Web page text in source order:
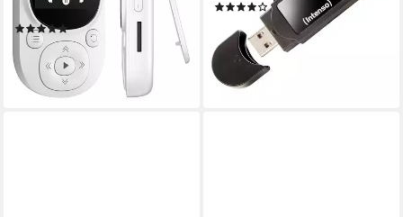
Bluetooth 5.3)
(1)
65,99 € UVP131,99 €
-50%
lieferbar - in 4-5 Werktagen bei dir
(12)
ab 37,45 €
lieferbar - in 2-3 Werktagen bei dir